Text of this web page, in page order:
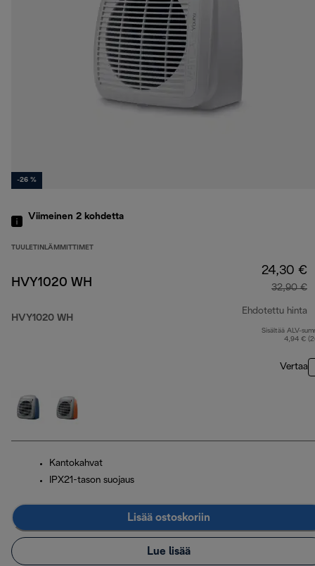
-26 %
Viimeinen 2 kohdetta
TUULETINLÄMMITTIMET
HVY1020 WH
HVY1020 WH
24,30 €
32,90 €
Ehdotettu hinta
Sisältää ALV-
4,94 €
Vertaa
Kantokahvat
IPX21-tason suojaus
Lisää ostoskoriin
Lue lisää